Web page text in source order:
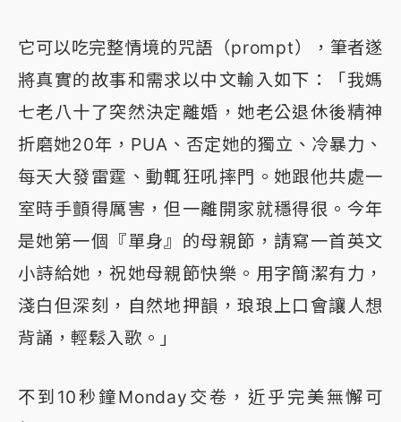
它可以吃完整情境的咒語（prompt），筆者遂
將真實的故事和需求以中文輸入如下：「我媽
七老八十了突然決定離婚，她老公退休後精神
折磨她20年，PUA、否定她的獨立、冷暴力、
每天大發雷霆、動輒狂吼摔門。她跟他共處一
室時手顫得厲害，但一離開家就穩得很。今年
是她第一個『單身』的母親節，請寫一首英文
小詩給她，祝她母親節快樂。用字簡潔有力，
淺白但深刻，自然地押韻，琅琅上口會讓人想
背誦，輕鬆入歌。」
不到10秒鐘Monday交卷，近乎完美無懈可